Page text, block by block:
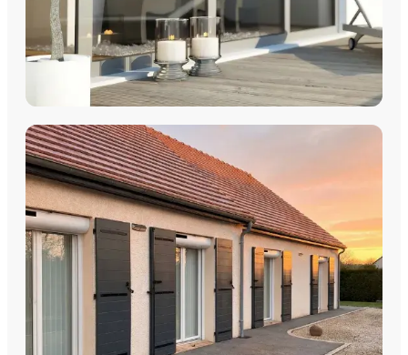
COULISSANTS & BAIES VITRÉES
Coulissants Aluminium
Découvrez nos Baies coulissantes et portes-fenêtres
aluminium avec pose par les équipes Plein Jour Habitat.
DÉCOUVRIR